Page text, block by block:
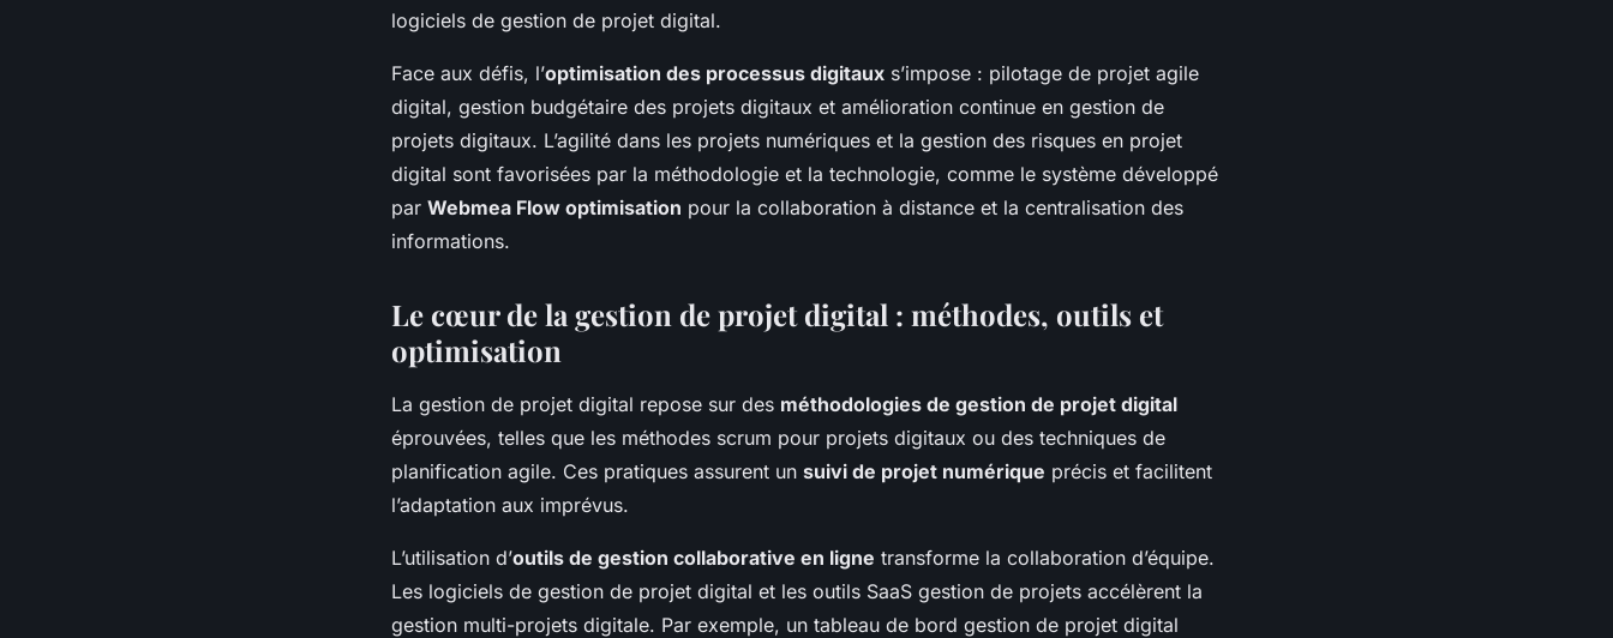
logiciels de gestion de projet digital.
Face aux défis, l’optimisation des processus digitaux s’impose : pilotage de projet agile
digital, gestion budgétaire des projets digitaux et amélioration continue en gestion de
projets digitaux. L’agilité dans les projets numériques et la gestion des risques en projet
digital sont favorisées par la méthodologie et la technologie, comme le système développé
par Webmea Flow optimisation pour la collaboration à distance et la centralisation des
informations.
Le cœur de la gestion de projet digital : méthodes, outils et
optimisation
La gestion de projet digital repose sur des méthodologies de gestion de projet digital
éprouvées, telles que les méthodes scrum pour projets digitaux ou des techniques de
planification agile. Ces pratiques assurent un suivi de projet numérique précis et facilitent
l’adaptation aux imprévus.
L’utilisation d’outils de gestion collaborative en ligne transforme la collaboration d’équipe.
Les logiciels de gestion de projet digital et les outils SaaS gestion de projets accélèrent la
gestion multi-projets digitale. Par exemple, un tableau de bord gestion de projet digital